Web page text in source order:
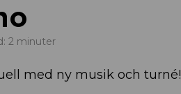
2 minuter
med ny musik och turné!